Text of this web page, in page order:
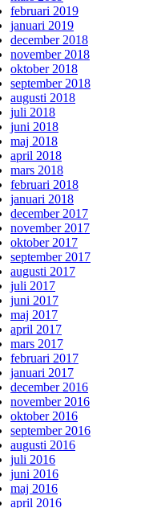
februari 2019
januari 2019
december 2018
november 2018
oktober 2018
september 2018
augusti 2018
juli 2018
juni 2018
maj 2018
april 2018
mars 2018
februari 2018
januari 2018
december 2017
november 2017
oktober 2017
september 2017
augusti 2017
juli 2017
juni 2017
maj 2017
april 2017
mars 2017
februari 2017
januari 2017
december 2016
november 2016
oktober 2016
september 2016
augusti 2016
juli 2016
juni 2016
maj 2016
april 2016